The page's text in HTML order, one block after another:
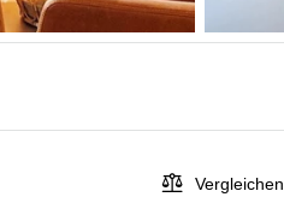
Vergleichen